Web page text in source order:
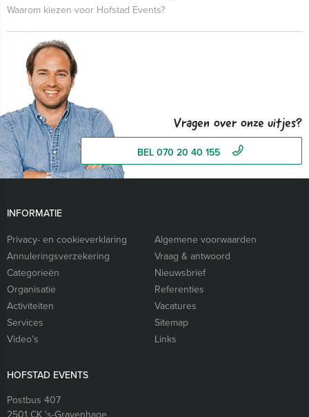
Waarom kiezen voor Hofstad Events?
Vragen over onze uitjes?
BEL 070 20 40 155
INFORMATIE
Privacy- en cookieverklaring
Algemene voorwaarden
Annuleringsverzekering
Vraag & antwoord
Categorieën
Nieuwsbrief
Organisatie
Referenties
Activiteiten
Vacatures
Services
Sitemap
Video’s
Links
HOFSTAD EVENTS
Postbus 407
2501 CK 's-Gravenhage